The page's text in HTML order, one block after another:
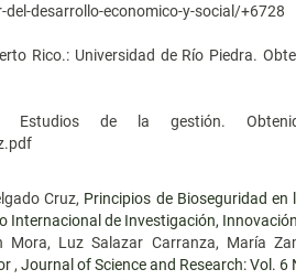
desarrollo-economico-y-social/+6728
Rico.: Universidad de Río Piedra.
Estudios de la gestión.
Cruz, Principios de Bioseguridad
Internacional de Investigación,
Luz Salazar Carranza, María
, Journal of Science and Research: Vol.